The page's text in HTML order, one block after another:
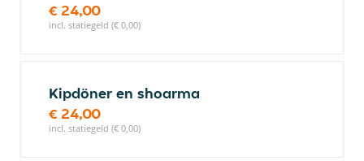
€ 24,00
incl. statiegeld (€ 0,00)
Kipdöner en shoarma
€ 24,00
incl. statiegeld (€ 0,00)